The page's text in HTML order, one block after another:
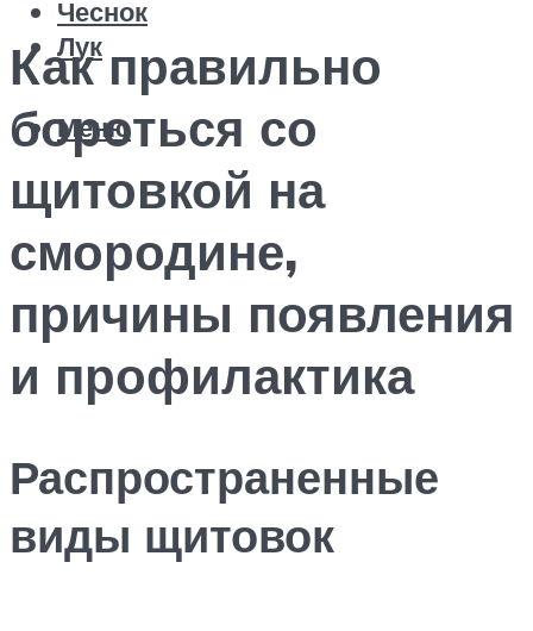
Чеснок
Лук
Меню
Как правильно
бороться со
щитовкой на
смородине,
причины появления
и профилактика
Распространенные
виды щитовок